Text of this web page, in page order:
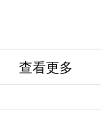
查看更多